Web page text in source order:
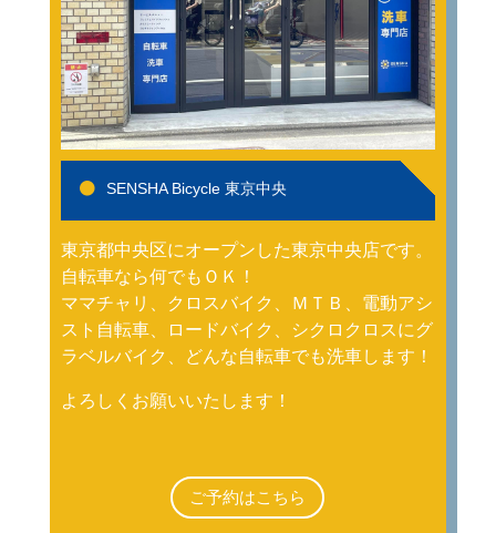
SENSHA Bicycle 東京中央
東京都中央区にオープンした東京中央店です。
自転車なら何でもＯＫ！
ママチャリ、クロスバイク、ＭＴＢ、電動アシ
スト自転車、ロードバイク、シクロクロスにグ
ラベルバイク、どんな自転車でも洗車します！
よろしくお願いいたします！
ご予約はこちら